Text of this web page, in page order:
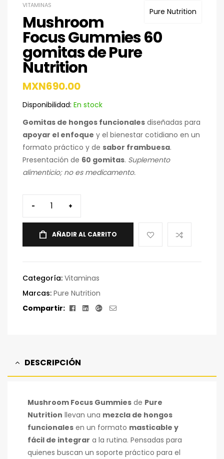
Pure Nutrition
VITAMINAS
Mushroom
Focus Gummies 60
gomitas de Pure
Nutrition
MXN690.00
Disponibilidad: En stock
Gomitas de hongos funcionales diseñadas para
apoyar el enfoque y el bienestar cotidiano en un
formato práctico y de sabor frambuesa.
Presentación de 60 gomitas. Suplemento
alimenticio; no es medicamento.
- +
AÑADIR AL CARRITO
Categoría: Vitaminas
Marcas: Pure Nutrition
Compartir:
Facebook
LinkedinGoogle+
Correo
DESCRIPCIÓN
Mushroom Focus Gummies de Pure
Nutrition llevan una mezcla de hongos
funcionales en un formato masticable y
fácil de integrar a la rutina. Pensadas para
quienes buscan un soporte práctico para el